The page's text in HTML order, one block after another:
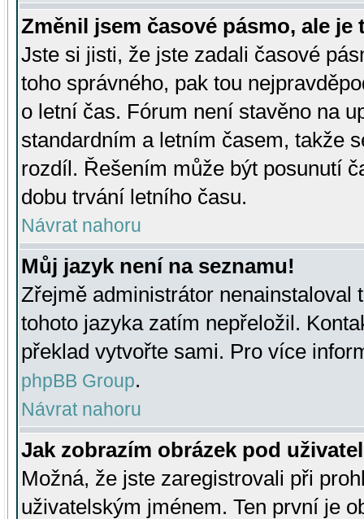
Změnil jsem časové pásmo, ale je
Jste si jisti, že jste zadali časové
toho správného, pak tou
o letní čas. Fórum není stavěno na
standardním a letním časem, takže
rozdíl. Řešením může být posunutí
dobu trvání letního času.
Návrat nahoru
Můj jazyk není na seznamu!
Zřejmě administrátor nenainstaloval
tohoto jazyka zatím nepřeložil.
překlad vytvořte sami. Pro více
phpBB Group.
Návrat nahoru
Jak zobrazím obrázek pod
Možná, že jste zaregistrovali při
uživatelským jménem. Ten první je